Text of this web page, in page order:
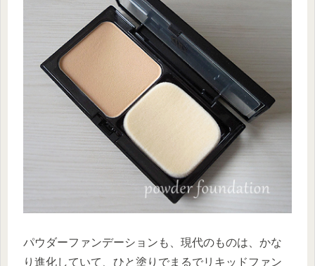
パウダーファンデーションも、現代のものは、かな
り進化していて、ひと塗りでまるでリキッドファン